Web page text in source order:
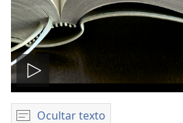
Reproducir
Ocultar texto